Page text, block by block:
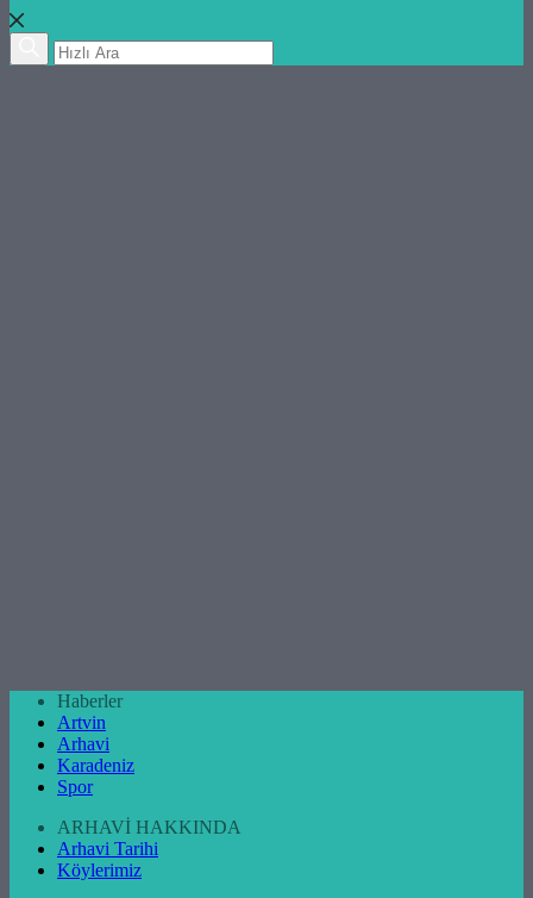
Haberler
Artvin
Arhavi
Karadeniz
Spor
ARHAVİ HAKKINDA
Arhavi Tarihi
Köylerimiz